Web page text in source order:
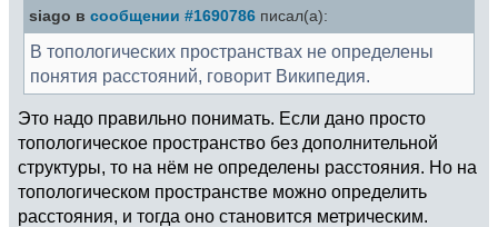
siago в сообщении #1690786 писал(а):
В топологических пространствах не определены
понятия расстояний, говорит Википедия.
Это надо правильно понимать. Если дано просто
топологическое пространство без дополнительной
структуры, то на нём не определены расстояния. Но на
топологическом пространстве можно определить
расстояния, и тогда оно становится метрическим.